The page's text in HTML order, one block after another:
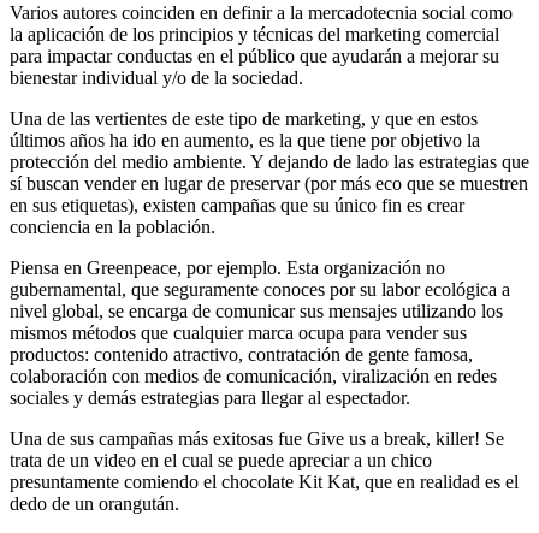
Varios autores coinciden en definir a la mercadotecnia social como
la aplicación de los principios y técnicas del marketing comercial
para impactar conductas en el público que ayudarán a mejorar su
bienestar individual y/o de la sociedad.
Una de las vertientes de este tipo de marketing, y que en estos
últimos años ha ido en aumento, es la que tiene por objetivo la
protección del medio ambiente. Y dejando de lado las estrategias que
sí buscan vender en lugar de preservar (por más eco que se muestren
en sus etiquetas), existen campañas que su único fin es crear
conciencia en la población.
Piensa en Greenpeace, por ejemplo. Esta organización no
gubernamental, que seguramente conoces por su labor ecológica a
nivel global, se encarga de comunicar sus mensajes utilizando los
mismos métodos que cualquier marca ocupa para vender sus
productos: contenido atractivo, contratación de gente famosa,
colaboración con medios de comunicación, viralización en redes
sociales y demás estrategias para llegar al espectador.
Una de sus campañas más exitosas fue Give us a break, killer! Se
trata de un video en el cual se puede apreciar a un chico
presuntamente comiendo el chocolate Kit Kat, que en realidad es el
dedo de un orangután.